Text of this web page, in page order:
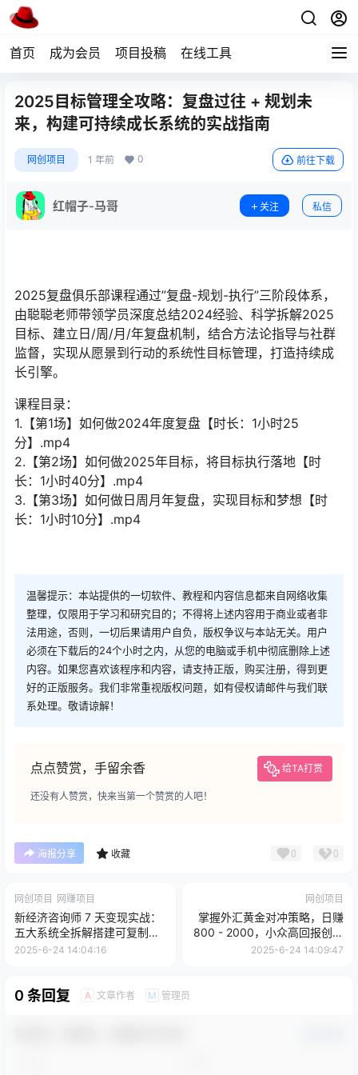
首页 成为会员 项目投稿 在线工具
2025目标管理全攻略：复盘过往 + 规划未
来，构建可持续成长系统的实战指南
网创项目 1 年前 0 前往下载
红帽子-马哥 关注 私信
2025复盘俱乐部课程通过”复盘-规划-执行”三阶段体系，
由聪聪老师带领学员深度总结2024经验、科学拆解2025
目标、建立日/周/月/年复盘机制，结合方法论指导与社群
监督，实现从愿景到行动的系统性目标管理，打造持续成
长引擎。
课程目录：
1.【第1场】如何做2024年度复盘【时长：1小时25
分】.mp4
2.【第2场】如何做2025年目标，将目标执行落地【时
长：1小时40分】.mp4
3.【第3场】如何做日周月年复盘，实现目标和梦想【时
长：1小时10分】.mp4
温馨提示：本站提供的一切软件、教程和内容信息都来自网络收集
整理，仅限用于学习和研究目的；不得将上述内容用于商业或者非
法用途，否则，一切后果请用户自负，版权争议与本站无关。用户
必须在下载后的24个小时之内，从您的电脑或手机中彻底删除上述
内容。如果您喜欢该程序和内容，请支持正版，购买注册，得到更
好的正版服务。我们非常重视版权问题，如有侵权请邮件与我们联
系处理。敬请谅解！
点点赞赏，手留余香 给TA打赏
还没有人赞赏，快来当第一个赞赏的人吧！
海报分享 收藏 0 0
网创项目 网赚项目
新经济咨询师 7 天变现实战：
五大系统全拆解搭建可复制商
业闭环模型
2025-6-24 14:04:16
网创项目
掌握外汇黄金对冲策略，日赚
800 - 2000，小众高回报创业
机会，助你实...
2025-6-24 14:09:47
0 条回复 A 文章作者 M 管理员